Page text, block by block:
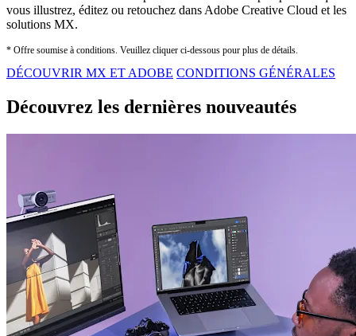
vous illustrez, éditez ou retouchez dans Adobe Creative Cloud et les
solutions MX.
* Offre soumise à conditions. Veuillez cliquer ci-dessous pour plus de détails.
DÉCOUVRIR MX ET ADOBE CONDITIONS GÉNÉRALES
Découvrez les dernières nouveautés